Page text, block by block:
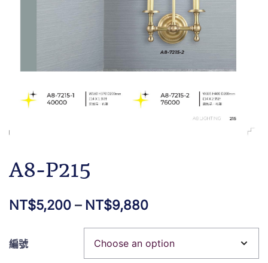
A8-P215
NT$5,200 – NT$9,880
編號